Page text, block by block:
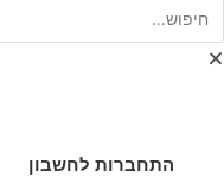
התחברות לחשבון